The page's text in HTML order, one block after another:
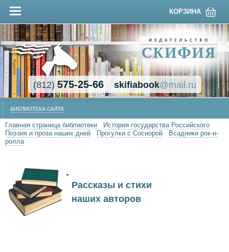
КОРЗИНА
(812)575-25-66 skifiabook@mail.ru
БИБЛИОТЕКА САЙТА
Главная страница библиотеки
История государства Российского
Поэзия и проза наших дней
Прогулки с Соснорой
Всадники рок-н-
ролла
Рассказы и стихи
наших авторов